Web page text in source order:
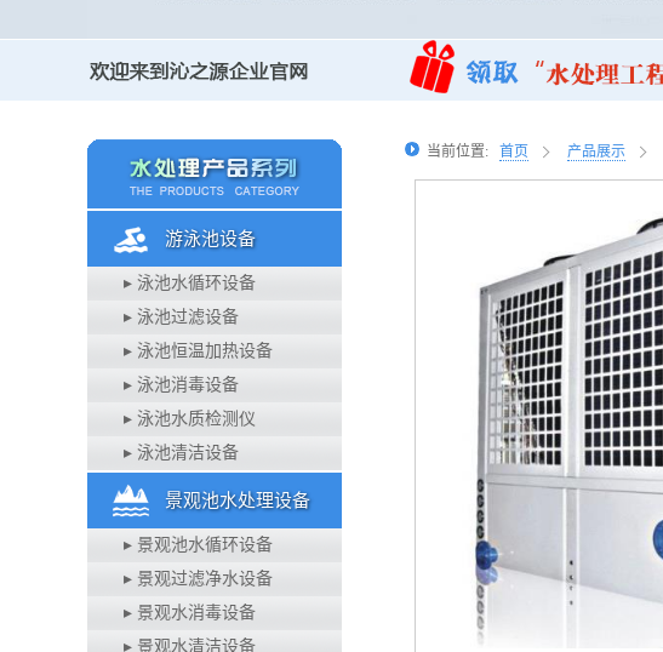
游泳池设备
▸ 泳池水循环设备
▸ 泳池过滤设备
▸ 泳池恒温加热设备
▸ 泳池消毒设备
▸ 泳池水质检测仪
▸ 泳池清洁设备
景观池水处理设备
▸ 景观池水循环设备
▸ 景观过滤净水设备
▸ 景观水消毒设备
▸ 景观水清洁设备
当前位置: 首页 产品展示